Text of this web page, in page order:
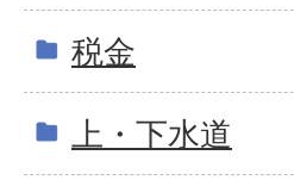
税金
上・下水道